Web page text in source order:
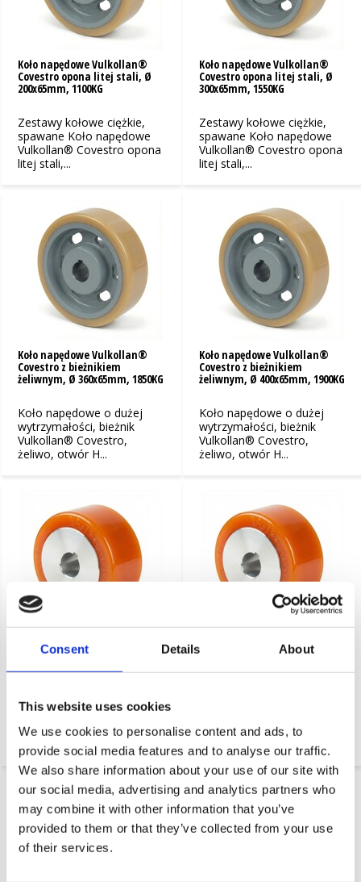
Consent Details About
This website uses cookies
We use cookies to personalise content and ads, to
provide social media features and to analyse our traffic.
We also share information about your use of our site with
our social media, advertising and analytics partners who
may combine it with other information that you’ve
provided to them or that they’ve collected from your use
of their services.
Koło napędowe Vulkollan®
Covestro opona litej stali, Ø
200x65mm, 1100KG
Zestawy kołowe ciężkie,
spawane Koło napędowe
Vulkollan® Covestro opona
litej stali,...
Koło napędowe Vulkollan®
Covestro opona litej stali, Ø
300x65mm, 1550KG
Zestawy kołowe ciężkie,
spawane Koło napędowe
Vulkollan® Covestro opona
litej stali,...
Koło napędowe Vulkollan®
Covestro z bieżnikiem
żeliwnym, Ø 360x65mm, 1850KG
Koło napędowe o dużej
wytrzymałości, bieżnik
Vulkollan® Covestro,
żeliwo, otwór H...
Koło napędowe Vulkollan®
Covestro z bieżnikiem
żeliwnym, Ø 400x65mm, 1900KG
Koło napędowe o dużej
wytrzymałości, bieżnik
Vulkollan® Covestro,
żeliwo, otwór H...
Koło napędowe Vulkollan®
Covestro z bieżnikiem
żeliwnym, Ø 100x65mm, 575KG
Koło napędowe o dużej
Vulkollan® Covestro,
żeliwo, otwór H...
Koło napędowe Vulkollan®
Covestro z bieżnikiem
żeliwnym, Ø 100x65mm, 575KG
Vulkollan® Covestro,
żeliwo, otwór H...